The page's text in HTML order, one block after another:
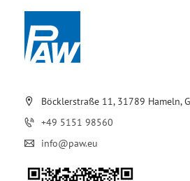
Böcklerstraße 11, 31789 Hameln,
+49 5151 98560
info@paw.eu